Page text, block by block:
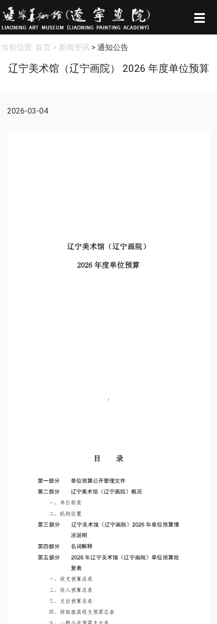
当前位置: 首页 > 新闻资讯 > 通知公告
辽宁美术馆（辽宁画院） 2026 年度单位预算
2026-03-04